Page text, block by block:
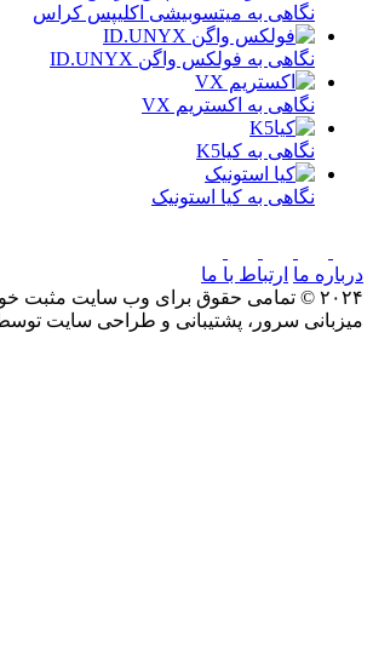
نگاهی به میتسوبیشی اکلیپس کراس
نگاهی به فولکس واگن ID.UNYX
نگاهی به اکستریم VX
نگاهی به کیاK5
نگاهی به کیا استونیک
درباره ما ارتباط با ما
۲۰۲۴ © تمامی حقوق برای وب سایت مثبت خودرو محفوظ است.
میزبانی سرور، پشتیبانی و طراحی سایت